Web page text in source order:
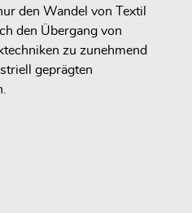
den Wandel von Textil
den Übergang von
zu zunehmend
geprägten